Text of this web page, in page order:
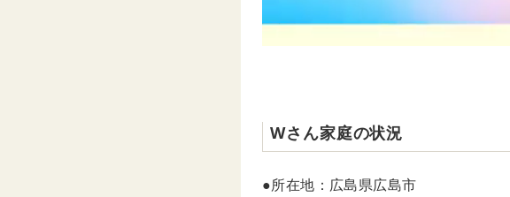
Wさん家庭の状況
●所在地：広島県広島市